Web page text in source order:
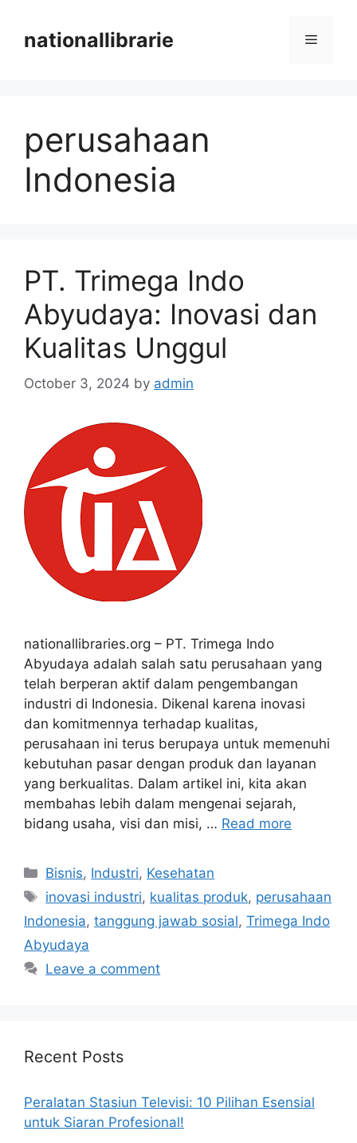
contentnationallibrarie Menu
perusahaan
Indonesia
PT. Trimega Indo
Abyudaya: Inovasi dan
Kualitas Unggul
October 3, 2024 by admin
nationallibraries.org – PT. Trimega Indo
Abyudaya adalah salah satu perusahaan yang
telah berperan aktif dalam pengembangan
industri di Indonesia. Dikenal karena inovasi
dan komitmennya terhadap kualitas,
perusahaan ini terus berupaya untuk memenuhi
kebutuhan pasar dengan produk dan layanan
yang berkualitas. Dalam artikel ini, kita akan
membahas lebih dalam mengenai sejarah,
bidang usaha, visi dan misi, … Read more
Categories
Bisnis, Industri, Kesehatan
Tags
inovasi industri, kualitas produk, perusahaan
Indonesia, tanggung jawab sosial, Trimega Indo
Abyudaya
Leave a comment
Recent Posts
Peralatan Stasiun Televisi: 10 Pilihan Esensial
untuk Siaran Profesional!